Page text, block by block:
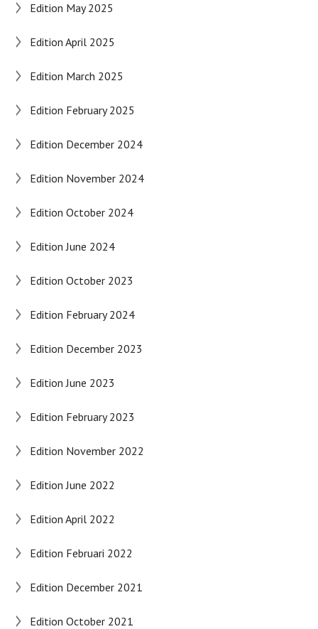
Edition May 2025
Edition April 2025
Edition March 2025
Edition February 2025
Edition December 2024
Edition November 2024
Edition October 2024
Edition June 2024
Edition October 2023
Edition February 2024
Edition December 2023
Edition June 2023
Edition February 2023
Edition November 2022
Edition June 2022
Edition April 2022
Edition Februari 2022
Edition December 2021
Edition October 2021